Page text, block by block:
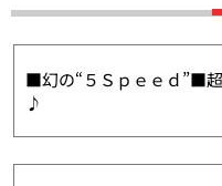
■幻の“５Ｓｐｅｅｄ”■
♪